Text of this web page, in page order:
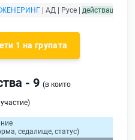
| АД | Русе | действащ
1 на групата
- 9 (в които
седалище, статус)